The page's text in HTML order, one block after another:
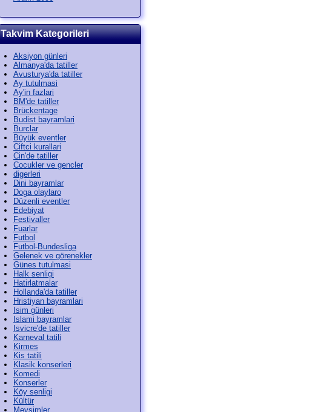
Takvim Kategorileri
Aksiyon günleri
Almanya'da tatiller
Avusturya'da tatiller
Ay tutulmasi
Ay'in fazlari
BM'de tatiller
Brückentage
Budist bayramlari
Burclar
Büyük eventler
Ciftci kurallari
Cin'de tatiller
Cocukler ve gencler
digerleri
Dini bayramlar
Doga olaylaro
Düzenli eventler
Edebiyat
Festivaller
Fuarlar
Futbol
Futbol-Bundesliga
Gelenek ve görenekler
Günes tutulmasi
Halk senligi
Hatirlatmalar
Hollanda'da tatiller
Hristiyan bayramlari
Isim günleri
Islami bayramlar
Isvicre'de tatiller
Karneval tatili
Kirmes
Kis tatili
Klasik konserleri
Komedi
Konserler
Köy senligi
Kültür
Mevsimler